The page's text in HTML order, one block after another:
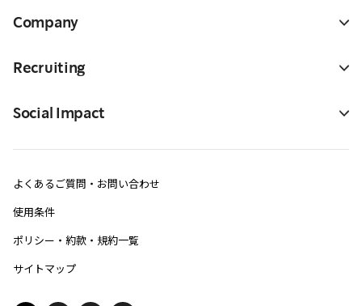
Company
Recruiting
Social Impact
よくあるご質問・お問い合わせ
使用条件
ポリシー・約款・規約一覧
サイトマップ